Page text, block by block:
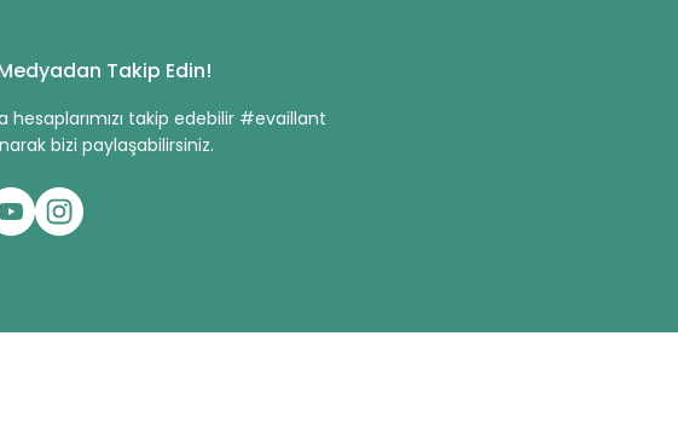
Takip Edin!
hesaplarımızı takip edebilir #evaillant
bizi paylaşabilirsiniz.